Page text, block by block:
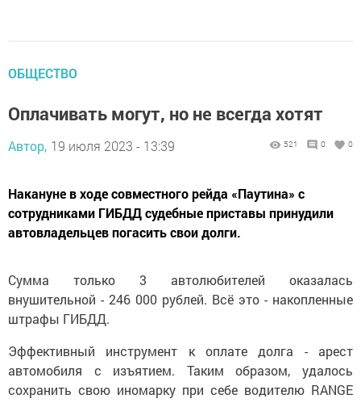
ОБЩЕСТВО
Оплачивать могут, но не всегда хотят
Автор, 19 июля 2023 - 13:39 521 0 0
Накануне в ходе совместного рейда «Паутина» с
сотрудниками ГИБДД судебные приставы принудили
автовладельцев погасить свои долги.
Сумма только 3 автолюбителей оказалась
внушительной - 246 000 рублей. Всё это - накопленные
штрафы ГИБДД.
Эффективный инструмент к оплате долга - арест
автомобиля с изъятием. Таким образом, удалось
сохранить свою иномарку при себе водителю RANGE